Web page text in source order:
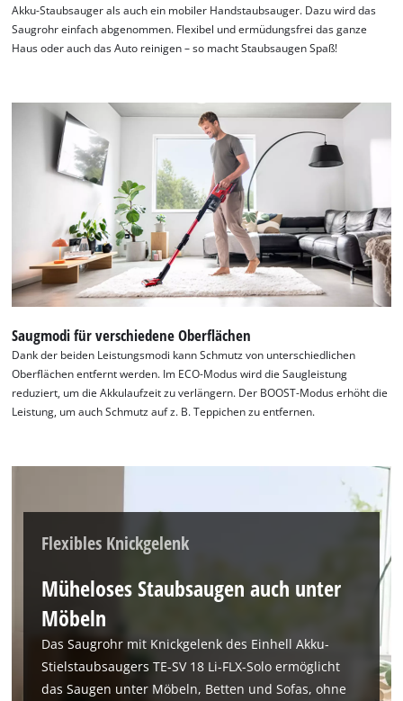
Wir benötigen deine Zustimmung, um
This content is not permitted to load due
to trackers that are not disclosed to the
visitor. The website owner needs to setup
the site with their CMP to add this content
to the list of technologies used.
Powered byUsercentrics Consent
Management Platform
Akku-Staubsauger als auch ein mobiler Handstaubsauger. Dazu wird das
Saugrohr einfach abgenommen. Flexibel und ermüdungsfrei das ganze
Haus oder auch das Auto reinigen – so macht Staubsaugen Spaß!
Saugmodi für verschiedene Oberflächen
Dank der beiden Leistungsmodi kann Schmutz von unterschiedlichen
Oberflächen entfernt werden. Im ECO-Modus wird die Saugleistung
reduziert, um die Akkulaufzeit zu verlängern. Der BOOST-Modus erhöht die
Leistung, um auch Schmutz auf z. B. Teppichen zu entfernen.
Flexibles Knickgelenk
Müheloses Staubsaugen auch unter
Möbeln
Das Saugrohr mit Knickgelenk des Einhell Akku-
Stielstaubsaugers TE-SV 18 Li-FLX-Solo ermöglicht
das Saugen unter Möbeln, Betten und Sofas, ohne